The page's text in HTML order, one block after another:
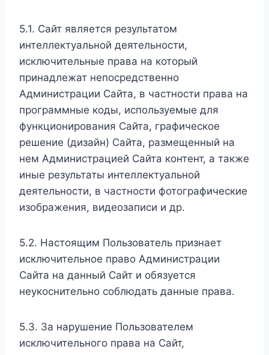
5.1. Сайт является результатом
интеллектуальной деятельности,
исключительные права на который
принадлежат непосредственно
Администрации Сайта, в частности права на
программные коды, используемые для
функционирования Сайта, графическое
решение (дизайн) Сайта, размещенный на
нем Администрацией Сайта контент, а также
иные результаты интеллектуальной
деятельности, в частности фотографические
изображения, видеозаписи и др.
5.2. Настоящим Пользователь признает
исключительное право Администрации
Сайта на данный Сайт и обязуется
неукоснительно соблюдать данные права.
5.3. За нарушение Пользователем
исключительного права на Сайт,